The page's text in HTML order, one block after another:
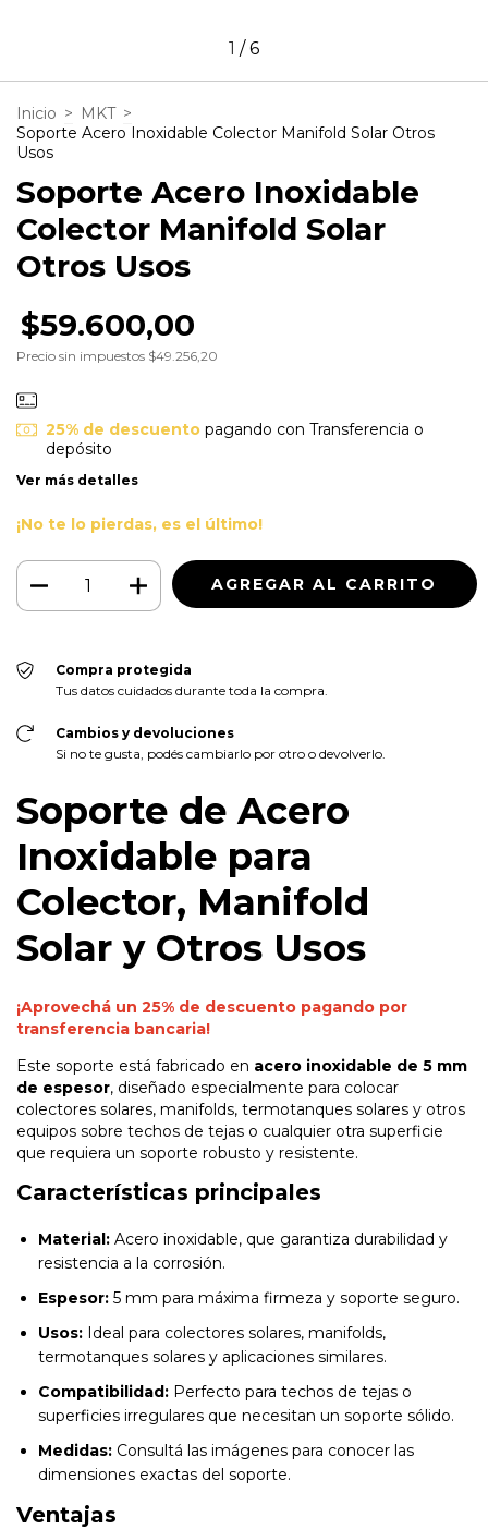
1 /6
Inicio > MKT >
Soporte Acero Inoxidable Colector Manifold Solar Otros
Usos
Soporte Acero Inoxidable
Colector Manifold Solar
Otros Usos
$59.600,00
Precio sin impuestos $49.256,20
25% de descuentopagando con Transferencia o
depósito
Ver más detalles
¡No te lo pierdas, es el último!
Compra protegida
Tus datos cuidados durante toda la compra.
Cambios y devoluciones
Si no te gusta, podés cambiarlo por otro o devolverlo.
Soporte de Acero
Inoxidable para
Colector, Manifold
Solar y Otros Usos
¡Aprovechá un 25% de descuento pagando por
transferencia bancaria!
Este soporte está fabricado en acero inoxidable de 5 mm
de espesor, diseñado especialmente para colocar
colectores solares, manifolds, termotanques solares y otros
equipos sobre techos de tejas o cualquier otra superficie
que requiera un soporte robusto y resistente.
Características principales
Material: Acero inoxidable, que garantiza durabilidad y
resistencia a la corrosión.
Espesor: 5 mm para máxima firmeza y soporte seguro.
Usos: Ideal para colectores solares, manifolds,
termotanques solares y aplicaciones similares.
Compatibilidad: Perfecto para techos de tejas o
superficies irregulares que necesitan un soporte sólido.
Medidas: Consultá las imágenes para conocer las
dimensiones exactas del soporte.
Ventajas